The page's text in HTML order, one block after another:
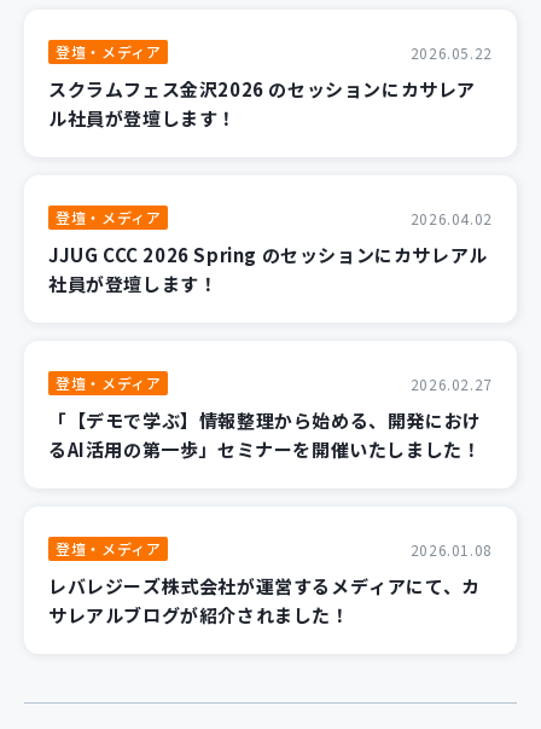
登壇・メディア 2026.05.22
スクラムフェス金沢2026 のセッションにカサレア
ル社員が登壇します！
登壇・メディア 2026.04.02
JJUG CCC 2026 Spring のセッションにカサレアル
社員が登壇します！
登壇・メディア 2026.02.27
「【デモで学ぶ】情報整理から始める、開発におけ
るAI活用の第一歩」セミナーを開催いたしました！
登壇・メディア 2026.01.08
レバレジーズ株式会社が運営するメディアにて、カ
サレアルブログが紹介されました！